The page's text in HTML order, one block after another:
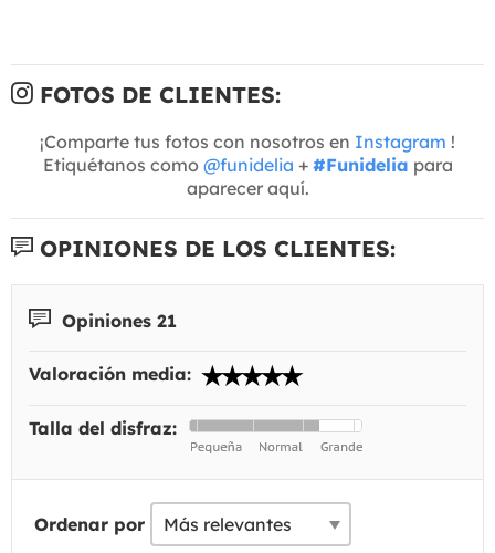
FOTOS DE CLIENTES:
¡Comparte tus fotos con nosotros en Instagram !
Etiquétanos como @funidelia + #Funidelia para
aparecer aquí.
OPINIONES DE LOS CLIENTES:
Opiniones 21
Valoración media:
Talla del disfraz:
Ordenar por